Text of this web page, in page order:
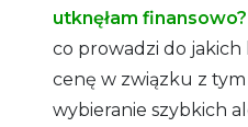
utknęłam finansowo?
co prowadzi do jakich
cenę w związku z tym
wybieranie szybkich